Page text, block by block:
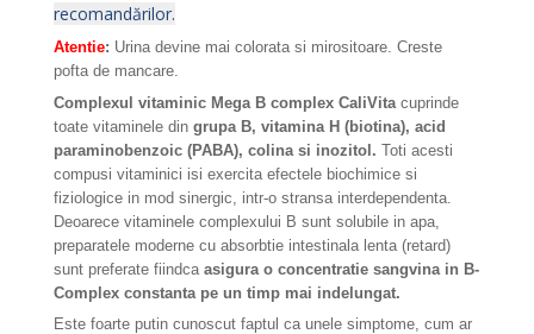
recomandărilor.
Atentie: Urina devine mai colorata si mirositoare. Creste
pofta de mancare.
Complexul vitaminic Mega B complex CaliVita cuprinde
toate vitaminele din grupa B, vitamina H (biotina), acid
paraminobenzoic (PABA), colina si inozitol. Toti acesti
compusi vitaminici isi exercita efectele biochimice si
fiziologice in mod sinergic, intr-o stransa interdependenta.
Deoarece vitaminele complexului B sunt solubile in apa,
preparatele moderne cu absorbtie intestinala lenta (retard)
sunt preferate fiindca asigura o concentratie sangvina in B-
Complex constanta pe un timp mai indelungat.
Este foarte putin cunoscut faptul ca unele simptome, cum ar